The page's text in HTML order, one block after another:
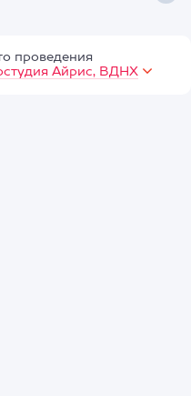
проведения
Айрис, ВДНХ